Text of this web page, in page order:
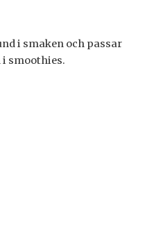
i smaken och passar
smoothies.